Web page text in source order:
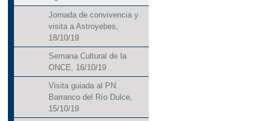
Jornada de convivencia y
visita a Astroyebes,
18/10/19
Semana Cultural de la
ONCE, 16/10/19
Visita guiada al PN
Barranco del Río Dulce,
15/10/19